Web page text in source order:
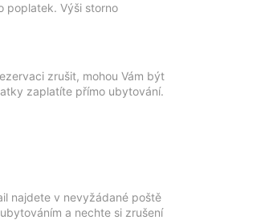
poplatek. Výši storno
zrušit, mohou Vám být
zaplatíte přímo ubytování.
najdete v nevyžádané poště
a nechte si zrušení